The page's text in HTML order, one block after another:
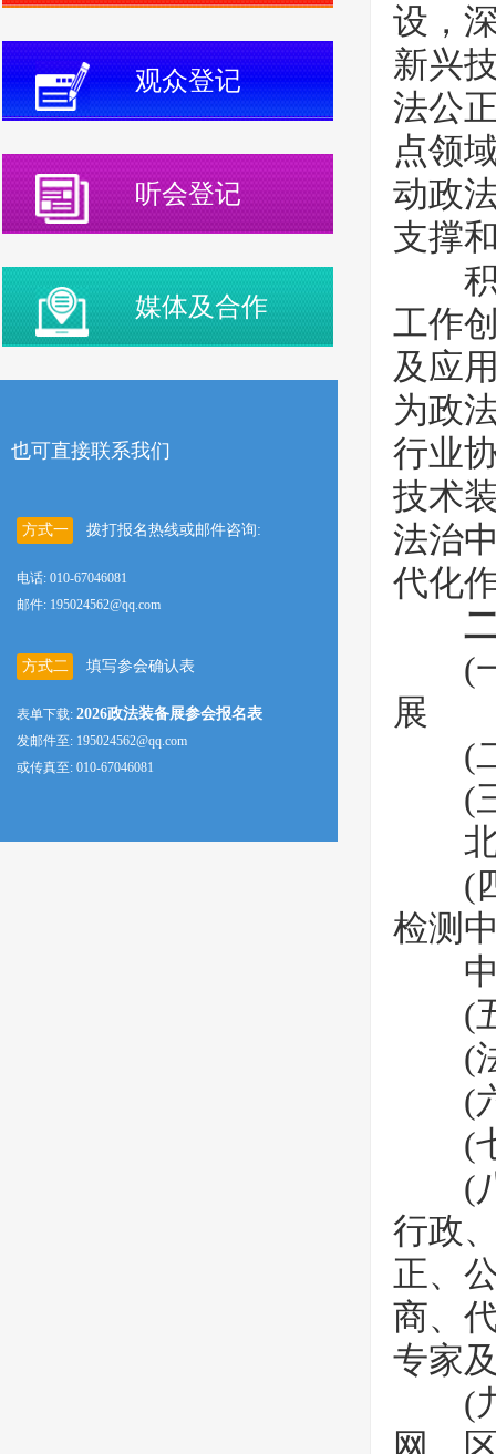
观众登记
听会登记
媒体及合作
也可直接联系我们
方式一 拨打报名热线或邮件咨询:
电话: 010-67046081
邮件: 195024562@qq.com
方式二 填写参会确认表
表单下载: 2026政法装备展参会报名表
发邮件至: 195024562@qq.com
或传真至: 010-67046081
设，
新兴
法公
点领
动政
支撑
积
工作
及应
为政
行业
技术
法治
代化
二
(一)
展
(二)
(三)
北
(四)
检测
中
(五)
(法
(六)
(七)
(八)
行政
正、
商、
专家
(九)